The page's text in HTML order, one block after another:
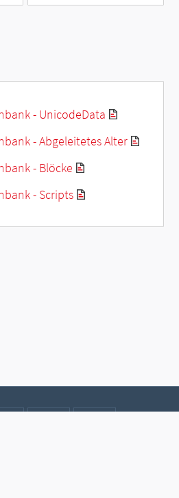
- UnicodeData
- Abgeleitetes Alter
- Blöcke
- Scripts